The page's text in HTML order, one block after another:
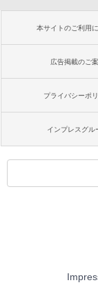
本サイトのご利用
広告掲載のご
プライバシーポ
インプレスグル